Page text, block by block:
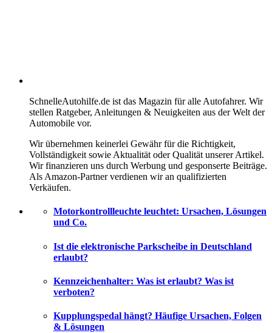
SchnelleAutohilfe.de ist das Magazin für alle Autofahrer. Wir
stellen Ratgeber, Anleitungen & Neuigkeiten aus der Welt der
Automobile vor.
Wir übernehmen keinerlei Gewähr für die Richtigkeit,
Vollständigkeit sowie Aktualität oder Qualität unserer Artikel.
Wir finanzieren uns durch Werbung und gesponserte Beiträge.
Als Amazon-Partner verdienen wir an qualifizierten
Verkäufen.
Motorkontrollleuchte leuchtet: Ursachen, Lösungen
und Co.
Ist die elektronische Parkscheibe in Deutschland
erlaubt?
Kennzeichenhalter: Was ist erlaubt? Was ist
verboten?
Kupplungspedal hängt? Häufige Ursachen, Folgen
& Lösungen